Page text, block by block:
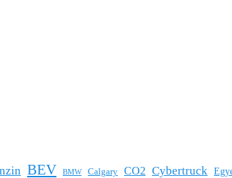
BEV BMW Calgary CO2 Cybertruck